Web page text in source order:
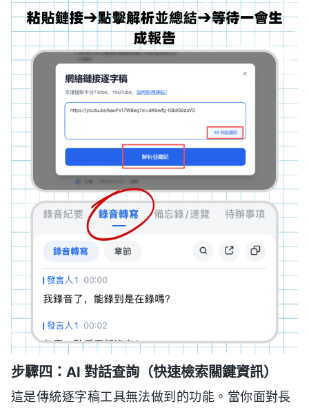
步驟四：AI 對話查詢（快速檢索關鍵資訊）
這是傳統逐字稿工具無法做到的功能。當你面對長